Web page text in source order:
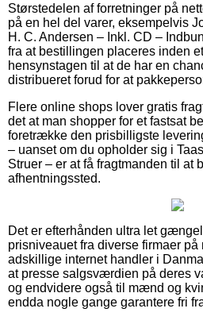
Størstedelen af forretninger på
på en hel del varer, eksempelvis
H. C. Andersen – Inkl. CD –
fra at bestillingen placeres inden
hensynstagen til at de har en
distribueret forud for at
Flere online shops lover gratis
det at man shopper for et fastsat
foretrække den prisbilligste
– uanset om du opholder sig i
Struer – er at få fragtmanden til at
afhentningssted.
Det er efterhånden ultra let
prisniveauet fra diverse firmaer
adskillige internet handler i
at presse salgsværdien på deres
og endvidere også til mænd og
endda nogle gange garantere fri